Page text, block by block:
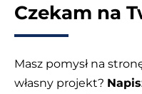
Czekam na
Masz pomysł na
własny projekt?